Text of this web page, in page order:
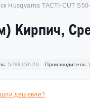
Husqvarna TACTI-CUT
5798156-20 Производитель:
дешевле?